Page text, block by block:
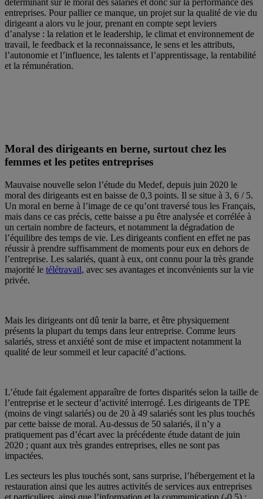
déterminant sur le moral des salariés et donc sur la performance des
entreprises. Pour pallier ce manque, un projet sur la qualité de vie du
dirigeant a alors vu le jour, prenant en compte sept leviers
d’analyse : la relation et le leadership, le climat et environnement de
travail, le feedback et la reconnaissance, le sens et les attributs,
l’autonomie et l’influence, les talents et l’apprentissage, la rentabilité
et la rémunération.
Moral des dirigeants en berne, surtout chez les
femmes et les petites entreprises
Mauvaise nouvelle selon l’étude du Medef, depuis juin 2020 le
moral des dirigeants est en baisse de 0,3 points. Il se situe à 3, 6 / 5.
Un moral en berne à l’image de ce qu’ont traversé tous les Français,
mais dans ce cas précis, cette baisse a pu être analysée et corrélée à
un certain nombre de facteurs, et notamment la dégradation de
l’équilibre des temps de vie. Les dirigeants confient en effet ne pas
réussir à prendre suffisamment de moments pour eux en dehors de
l’entreprise. Les salariés, quant à eux, ont connu pour la très grande
majorité le télétravail, avec ses avantages et inconvénients sur la vie
privée.
Mais les dirigeants ont dû tenir la barre, et être physiquement
présents la plupart du temps dans leur entreprise. Comme leurs
salariés, stress et anxiété sont de mise et impactent notamment la
qualité de leur sommeil et leur capacité d’actions.
L’étude fait également apparaître de fortes disparités selon la taille de
l’entreprise et le secteur d’activité interrogé. Les dirigeants de TPE
(moins de vingt salariés) ou de 20 à 49 salariés sont les plus touchés
par cette baisse de moral. Au-dessus de 50 salariés, il n’y a
pratiquement pas d’écart avec la précédente étude datant de juin
2020 ; quant aux très grandes entreprises, elles ne sont pas
impactées.
Les secteurs les plus touchés sont, sans surprise, l’hébergement et la
restauration ainsi que les autres activités de services aux entreprises
et particuliers, ainsi que l’information et la communication (-0,5) ;